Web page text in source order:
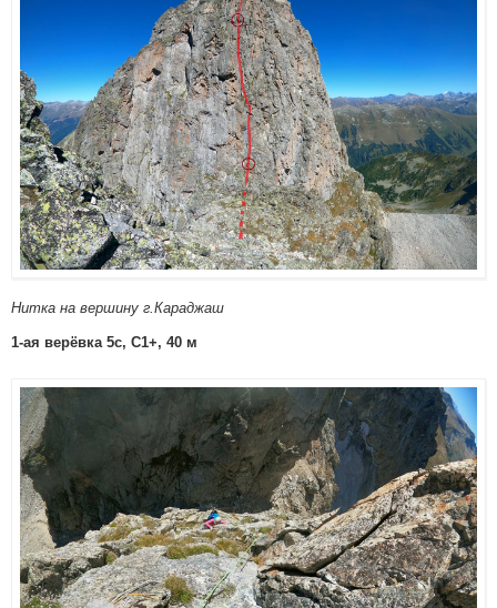
Нитка на вершину г.Караджаш
1-ая верёвка 5c, C1+, 40 м